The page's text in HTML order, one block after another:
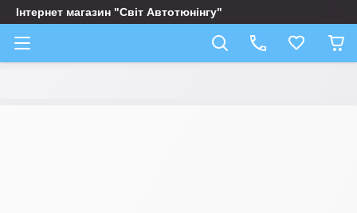
Інтернет магазин "Світ Автотюнінгу"